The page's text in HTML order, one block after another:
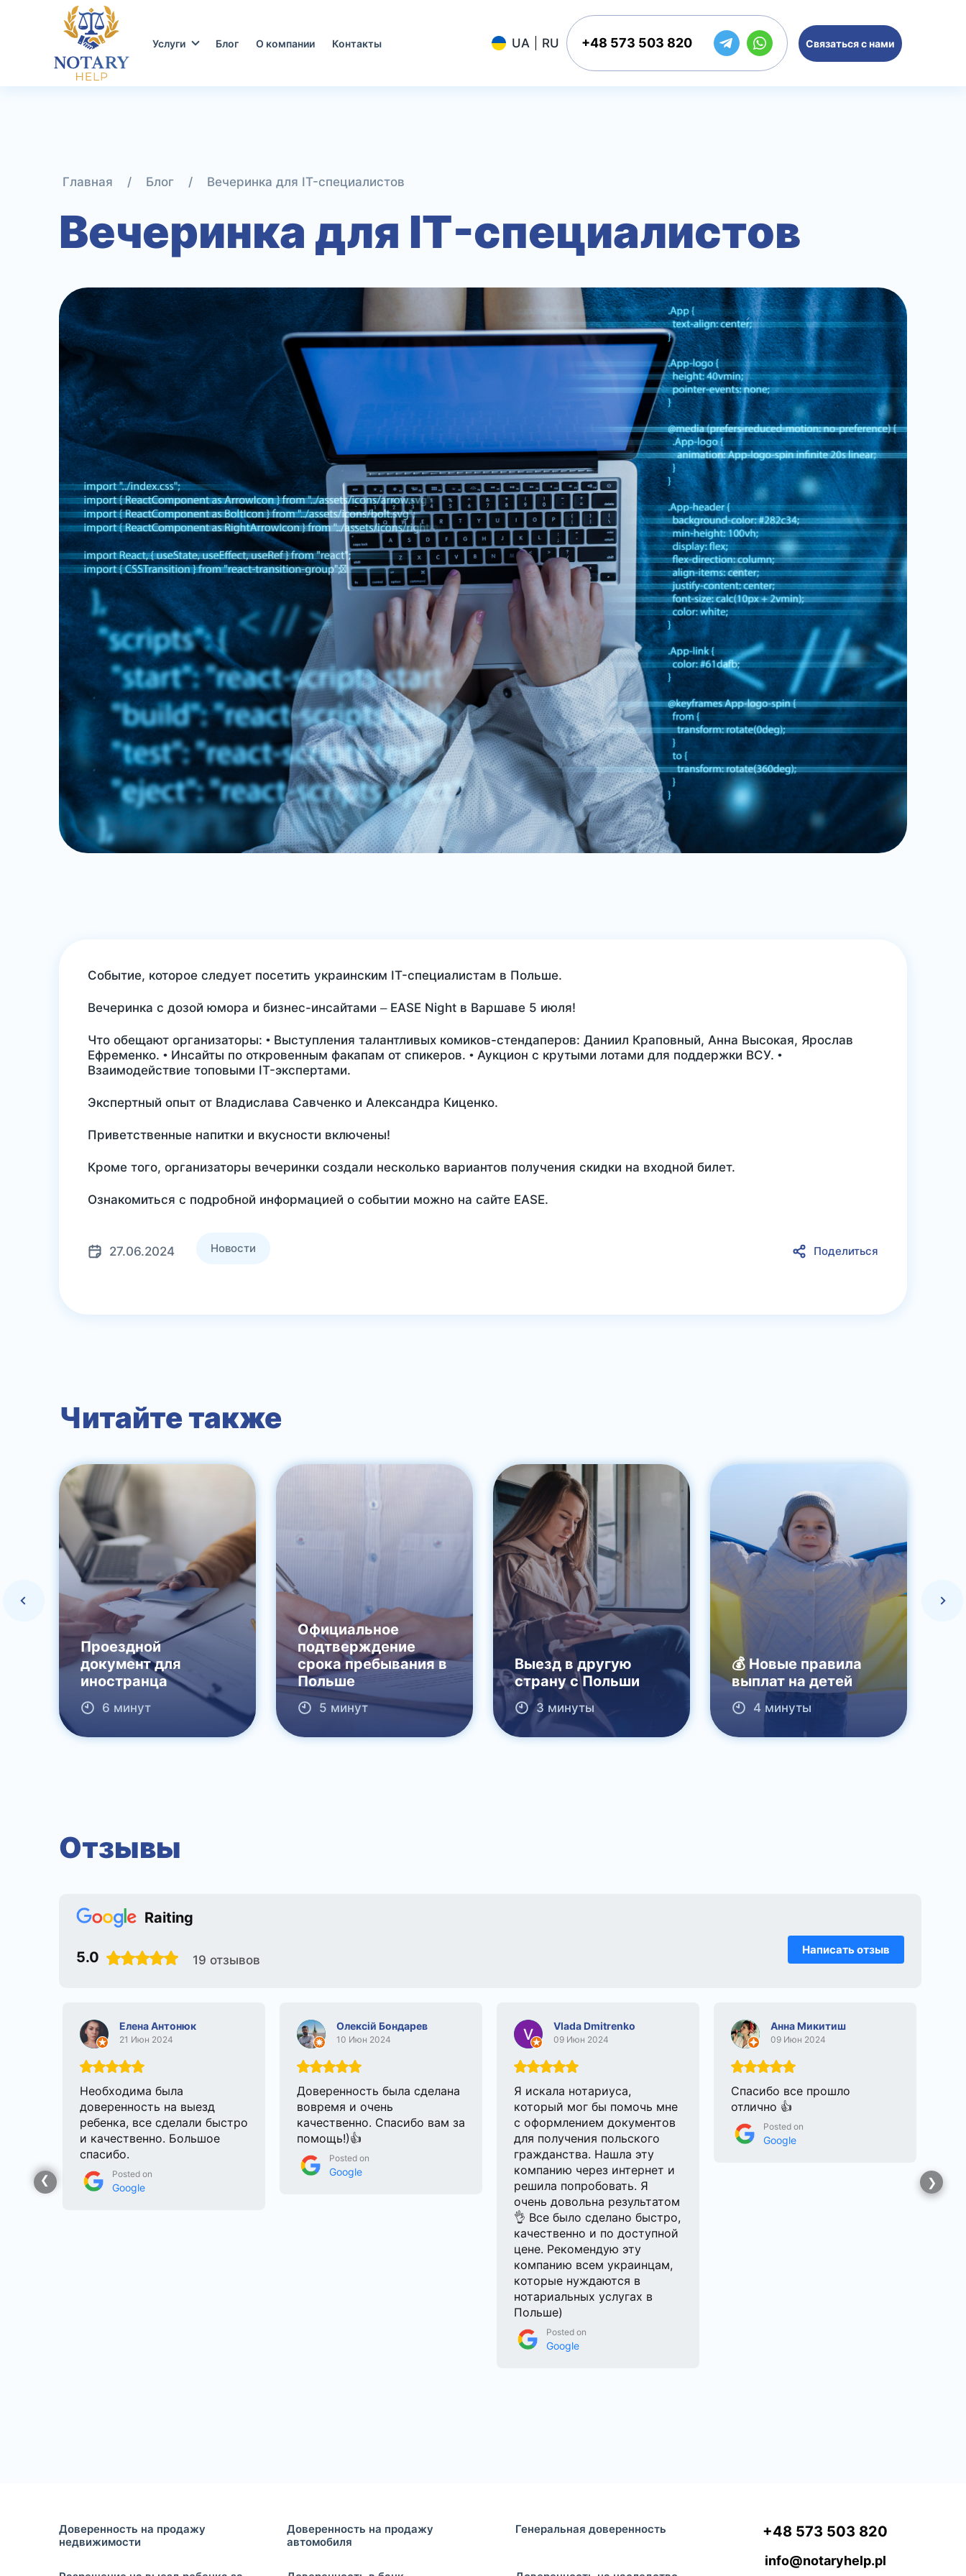
содержимому
Услуги Блог О компании Контакты +48 573 503 820 Связаться с нами
Главная / Блог / Вечеринка для IT-специалистов
Вечеринка для IT-специалистов
Событие, которое следует посетить украинским IT-специалистам в Польше.
Вечеринка с дозой юмора и бизнес-инсайтами – EASE Night в Варшаве 5 июля!
Что обещают организаторы: • Выступления талантливых комиков-стендаперов: Даниил Краповный, Анна Высокая, Ярослав
Ефременко. • Инсайты по откровенным факапам от спикеров. • Аукцион с крутыми лотами для поддержки ВСУ. •
Взаимодействие топовыми IT-экспертами.
Экспертный опыт от Владислава Савченко и Александра Киценко.
Приветственные напитки и вкусности включены!
Кроме того, организаторы вечеринки создали несколько вариантов получения скидки на входной билет.
Ознакомиться с подробной информацией о событии можно на сайте EASE.
27.06.2024 Новости Поделиться
Читайте также
Проездной
документ для
иностранца
6 минут
Официальное
подтверждение
срока пребывания в
Польше
5 минут
Выезд в другую
страну с Польши
3 минуты
💰 Новые правила
выплат на детей
4 минуты
Отзывы
Raiting
5.0 19 отзывов
Написать отзыв
Елена Антонюк
21 Июн 2024
Необходима была
доверенность на выезд
ребенка, все сделали быстро
и качественно. Большое
спасибо.
Posted on
Google
Олексій Бондарев
10 Июн 2024
Доверенность была сделана
вовремя и очень
качественно. Спасибо вам за
помощь!)👍
Posted on
Google
Vlada Dmitrenko
09 Июн 2024
Я искала нотариуса,
который мог бы помочь мне
с оформлением документов
для получения польского
гражданства. Нашла эту
компанию через интернет и
решила попробовать. Я
очень довольна результатом
👌 Все было сделано быстро,
качественно и по доступной
цене. Рекомендую эту
компанию всем украинцам,
которые нуждаются в
нотариальных услугах в
Польше)
Posted on
Google
Анна Микитиш
09 Июн 2024
Спасибо все прошло
отлично 👍
Posted on
Google
Доверенность на продажу
недвижимости
Доверенность на продажу
автомобиля
Генеральная доверенность +48 573 503 820
info@notaryhelp.pl